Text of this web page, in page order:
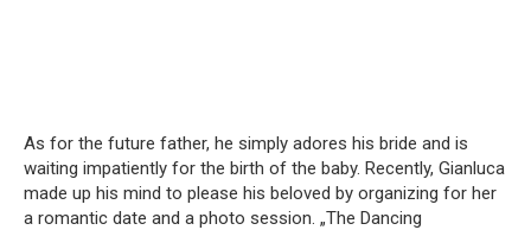
As for the future father, he simply adores his bride and is
waiting impatiently for the birth of the baby. Recently, Gianluca
made up his mind to please his beloved by organizing for her
a romantic date and a photo session. „The Dancing